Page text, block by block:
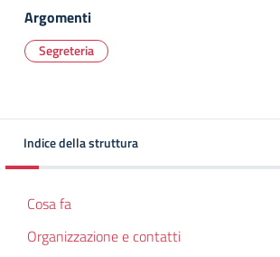
Argomenti
Segreteria
Indice della struttura
Cosa fa
Organizzazione e contatti